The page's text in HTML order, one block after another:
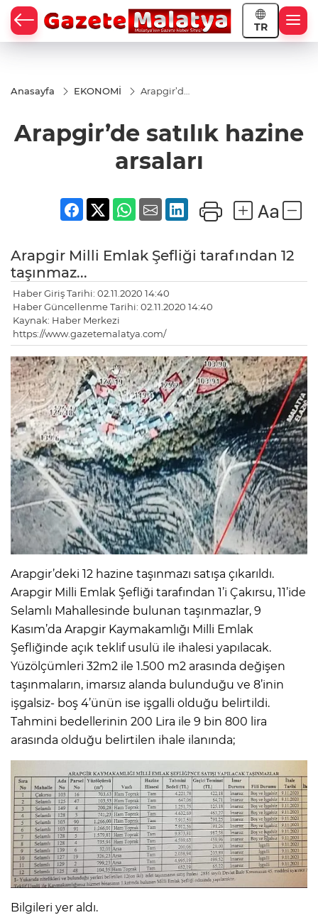
TR
Anasayfa EKONOMİ
Arapgir’de
Arapgir’de satılık hazine
arsaları
Arapgir Milli Emlak Şefliği tarafından 12
taşınmaz...
Haber Giriş Tarihi: 02.11.2020 14:40
Haber Güncellenme Tarihi: 02.11.2020 14:40
Kaynak: Haber Merkezi
https://www.gazetemalatya.com/
Arapgir’deki 12 hazine taşınmazı satışa çıkarıldı.
Arapgir Milli Emlak Şefliği tarafından 1’i Çakırsu, 11’ide
Selamlı Mahallesinde bulunan taşınmazlar, 9
Kasım’da Arapgir Kaymakamlığı Milli Emlak
Şefliğinde açık teklif usulü ile ihalesi yapılacak.
Yüzölçümleri 32m2 ile 1.500 m2 arasında değişen
taşınmaların, imarsız alanda bulunduğu ve 8’inin
işgalsiz- boş 4’ünün ise işgalli olduğu belirtildi.
Tahmini bedellerinin 200 Lira ile 9 bin 800 lira
arasında olduğu belirtilen ihale ilanında;
Bilgileri yer aldı.